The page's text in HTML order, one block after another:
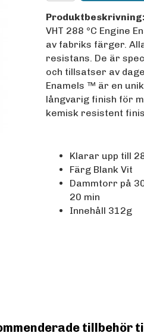
Produktbeskrivning:
VHT 288 °C Engine
av fabriks färger.
resistans. De är
och tillsatser av
Enamels ™ är en
långvarig finish för
kemisk resistent
Klarar upp till
Färg Blank Vit
Dammtorr på
20 min
Innehåll 312g
tillbehör